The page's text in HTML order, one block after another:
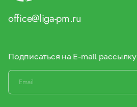
office@liga-pm.ru
Подписаться на E-mail рассылку